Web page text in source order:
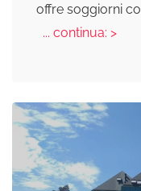
offre soggiorni
... continua: >